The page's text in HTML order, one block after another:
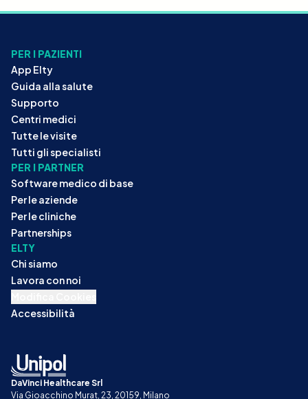
PER I PAZIENTI
App Elty
Guida alla salute
Supporto
Centri medici
Tutte le visite
Tutti gli specialisti
PER I PARTNER
Software medico di base
Per le aziende
Per le cliniche
Partnerships
ELTY
Chi siamo
Lavora con noi
Accessibilità
DaVinci Healthcare Srl
Via Gioacchino Murat, 23, 20159, Milano